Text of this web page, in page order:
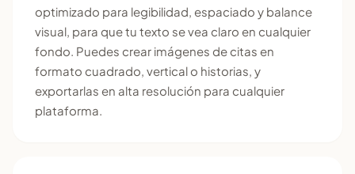
optimizado para legibilidad, espaciado y balance
visual, para que tu texto se vea claro en cualquier
fondo. Puedes crear imágenes de citas en
formato cuadrado, vertical o historias, y
exportarlas en alta resolución para cualquier
plataforma.